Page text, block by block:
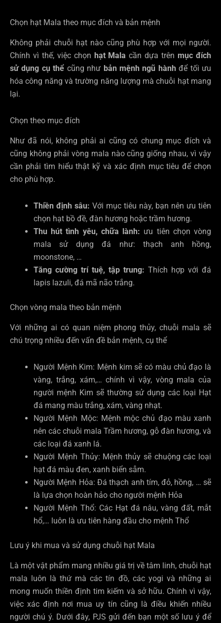
Chọn hạt Mala theo mục đích và bản mệnh
Không phải chuỗi hạt nào cũng phù hợp với mọi người.
Chính vì thế, việc chọn hạt Mala cần dựa trên mục đích
sử dụng cụ thể cũng như bản mệnh ngũ hành để tối ưu
hóa công năng và trường năng lượng mà chuỗi hạt mang
lại.
Chọn theo mục đích
Như đã nói, không phải ai cũng có chung mục đích và
cũng không phải vòng mala nào cũng giống nhau, vì vậy
cần phải tìm hiểu thật kỹ và xác định mục tiêu để chọn
cho phù hợp.
Thiền định sâu: Với mục tiêu này, bạn nên ưu tiên
chọn hạt bồ đề, đàn hương hoặc trầm hương.
Thu hút tình yêu, chữa lành: ưu tiên chọn vòng
mala sử dụng đá như: thạch anh hồng,
moonstone, …
Tăng cường trí tuệ, tập trung: Thích hợp với đá
lapis lazuli, đá mã não trắng.
Chọn vòng mala theo bản mệnh
Với những ai có quan niệm phong thủy, chuỗi mala sẽ
chú trọng nhiều đến vấn đề bản mệnh, cụ thể
Người Mệnh Kim: Mệnh kim sẽ có màu chủ đạo là
vàng, trắng, xám,… chính vì vậy, vòng mala của
người mệnh Kim sẽ thường sử dụng các loại Hạt
đá mang màu trắng, xám, vàng nhạt.
Người Mệnh Mộc: Mệnh mộc chủ đạo màu xanh
nên các chuỗi mala Trầm hương, gỗ đàn hương, và
các loại đá xanh lá.
Người Mệnh Thủy: Mệnh thủy sẽ chuộng các loại
hạt đá màu đen, xanh biển sẫm.
Người Mệnh Hỏa: Đá thạch anh tím, đỏ, hồng, … sẽ
là lựa chọn hoàn hảo cho người mệnh Hỏa
Người Mệnh Thổ: Các Hạt đá nâu, vàng đất, mắt
hổ,… luôn là ưu tiên hàng đầu cho mệnh Thổ
Lưu ý khi mua và sử dụng chuỗi hạt Mala
Là một vật phẩm mang nhiều giá trị về tâm linh, chuỗi hạt
mala luôn là thứ mà các tín đồ, các yogi và những ai
mong muốn thiền định tim kiếm và sở hữu. Chính vì vậy,
việc xác định nơi mua uy tín cũng là điều khiến nhiều
người chú ý. Dưới đây, PJS gửi đến bạn một số lưu ý để